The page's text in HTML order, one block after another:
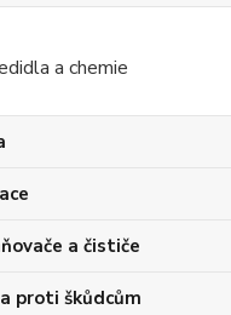
a chemie
a čističe
proti škůdcům